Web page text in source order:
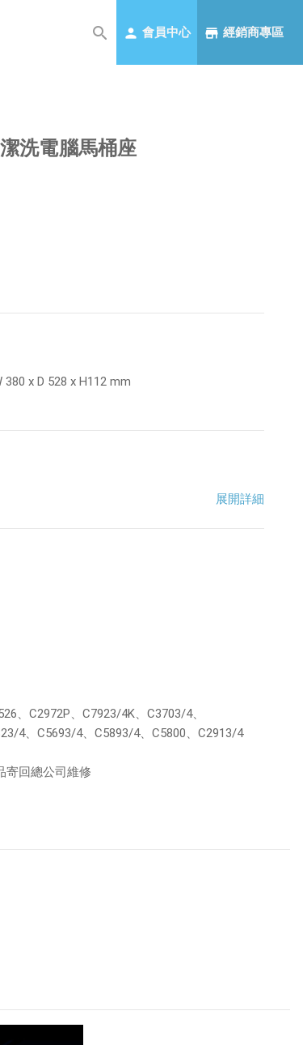
會員中心 經銷商專區
洗電腦馬桶座
380 x D 528 x H112 mm
展開詳細
、C2972P、C7923/4K、C3703/4、
4、C5693/4、C5893/4、C5800、C2913/4
寄回總公司維修